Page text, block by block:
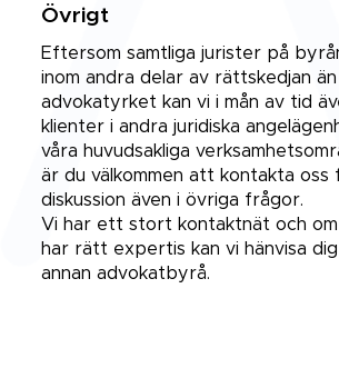
Övrigt
Eftersom samtliga jurister på
inom andra delar av rättskedjan än
advokatyrket kan vi i mån av tid
klienter i andra juridiska
våra huvudsakliga
är du välkommen att kontakta oss
diskussion även i övriga frågor.
Vi har ett stort kontaktnät och om
har rätt expertis kan vi hänvisa dig
annan advokatbyrå.